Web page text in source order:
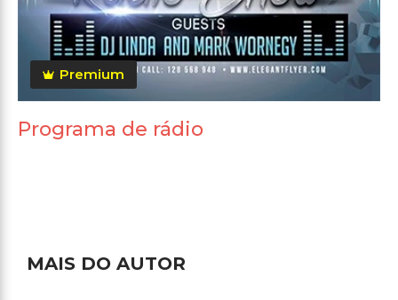
Premium
Programa de rádio
MAIS DO AUTOR